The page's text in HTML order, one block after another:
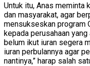
Untuk itu, Anas meminta
dan masyarakat, agar
mensukseskan program
kepada perusahaan
belum ikut iuran segera
iuran perbulannya agar
nantinya,” harap salah